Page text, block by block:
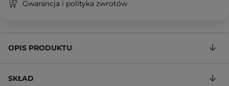
Gwarancja i polityka zwrotów
OPIS PRODUKTU
SKŁAD